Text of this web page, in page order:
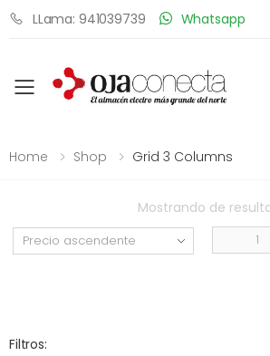
LLama: 941039739 Whatsapp
Toggle mobile menu
Home Shop Grid 3 Columns
Mostrando de
Filtros: